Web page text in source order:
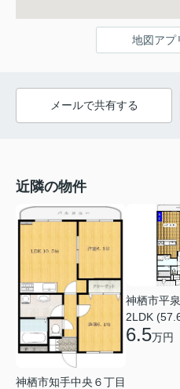
地図アプ
メールで共有する
近隣の物件
神栖市知手中央６丁目
神栖市平泉
2LDK
6.5万円